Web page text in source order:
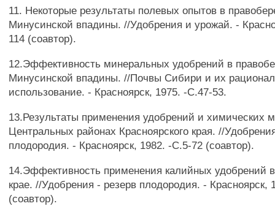
11. Некоторые результаты полевых опытов в
Минусинской впадины. //Удобрения и урожай. -
114 (соавтор).
12.Эффективность минеральных удобрений в
Минусинской впадины. //Почвы Сибири и их
использование. - Красноярск, 1975. -С.47-53.
13.Результаты применения удобрений и химических
Центральных районах Красноярского края. //
плодородия. - Красноярск, 1982. -С.5-72 (соавтор).
14.Эффективность применения калийных удобрений
крае. //Удобрения - резерв плодородия. - Красноярск,
(соавтор).